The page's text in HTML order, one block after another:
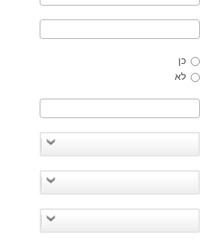
כן
לא